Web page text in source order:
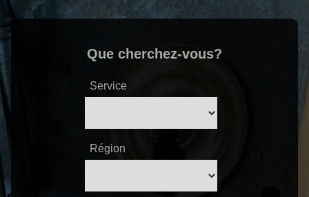
Que cherchez-vous?
Service
Région